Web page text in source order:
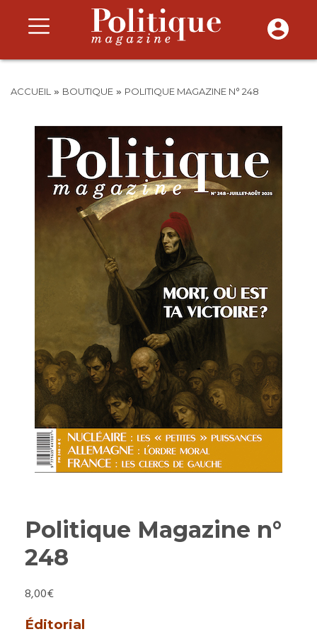
ACCUEIL » BOUTIQUE » POLITIQUE MAGAZINE N° 248
Politique Magazine n°
248
8,00€
Éditorial